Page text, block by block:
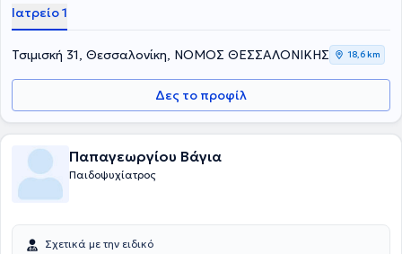
Ιατρείο 1
Τσιμισκή 31, Θεσσαλονίκη, ΝΟΜΟΣ ΘΕΣΣΑΛΟΝΙΚΗΣ 18,6 km
Δες το προφίλ
Παπαγεωργίου Βάγια
Παιδοψυχίατρος
Σχετικά με την ειδικό